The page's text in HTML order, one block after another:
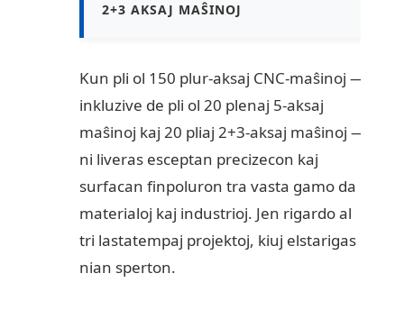
2+3 AKSAJ MAŜINOJ
Kun pli ol 150 plur-aksaj CNC-maŝinoj —
inkluzive de pli ol 20 plenaj 5-aksaj
maŝinoj kaj 20 pliaj 2+3-aksaj maŝinoj —
ni liveras esceptan precizecon kaj
surfacan finpoluron tra vasta gamo da
materialoj kaj industrioj. Jen rigardo al
tri lastatempaj projektoj, kiuj elstarigas
nian sperton.